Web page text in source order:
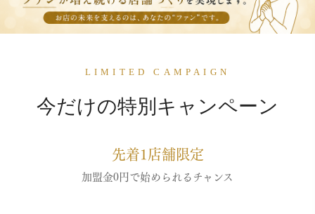
LIMITED CAMPAIGN
今だけの特別キャンペーン
先着1店舗限定
加盟金0円で始められるチャンス